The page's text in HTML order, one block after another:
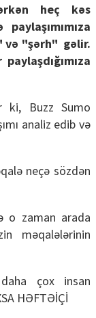
heç kəs
və "şərh" gəlir.
ki, Buzz Sumo
analiz edib və
neçə sözdən
o zaman arada
məqalələrinin
daha çox insan
HƏFTƏİÇİ